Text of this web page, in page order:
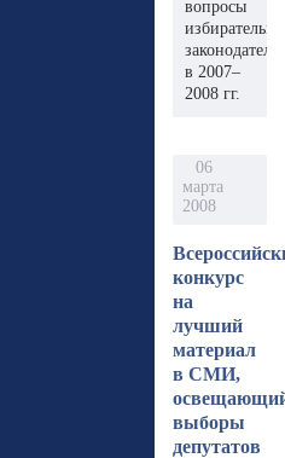
вопросы
в 2007–
2008 гг.
06
марта
2008
конкурс
на
лучший
материал
в СМИ,
выборы
депутатов